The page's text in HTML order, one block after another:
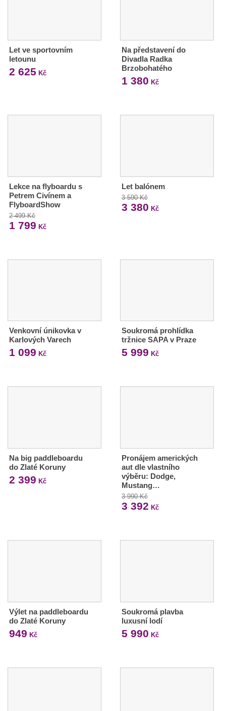
Let ve sportovním
letounu
2 625 Kč
Na představení do
Divadla Radka
Brzobohatého
1 380 Kč
Lekce na flyboardu s
Petrem Civínem a
FlyboardShow
2 499 Kč
1 799 Kč
Let balónem
3 590 Kč
3 380 Kč
Venkovní únikovka v
Karlových Varech
1 099 Kč
Soukromá prohlídka
tržnice SAPA v Praze
5 999 Kč
Na big paddleboardu
do Zlaté Koruny
2 399 Kč
Pronájem amerických
aut dle vlastního
výběru: Dodge,
Mustang…
3 990 Kč
3 392 Kč
Výlet na paddleboardu
do Zlaté Koruny
949 Kč
Soukromá plavba
luxusní lodí
5 990 Kč